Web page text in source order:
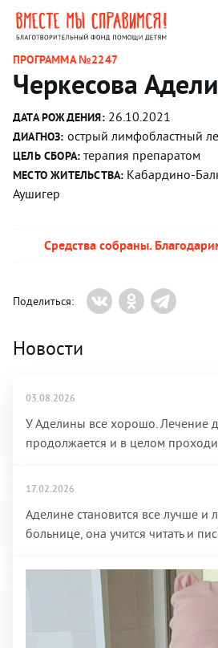
ПРОГРАММА №2247
Черкесова
ДАТА РОЖДЕНИЯ:26.10.2021
ДИАГНОЗ: острый лимфобластный
ЦЕЛЬ СБОРА: терапия препаратом
МЕСТО ЖИТЕЛЬСТВА: Кабардино-
Аушигер
Средства собраны.
Поделиться:
Новости
03.08.2026
У Аделины все хорошо. Лечение
продолжается и в целом
17.02.2026
Аделине становится все лучше и
больнице, она учится читать и